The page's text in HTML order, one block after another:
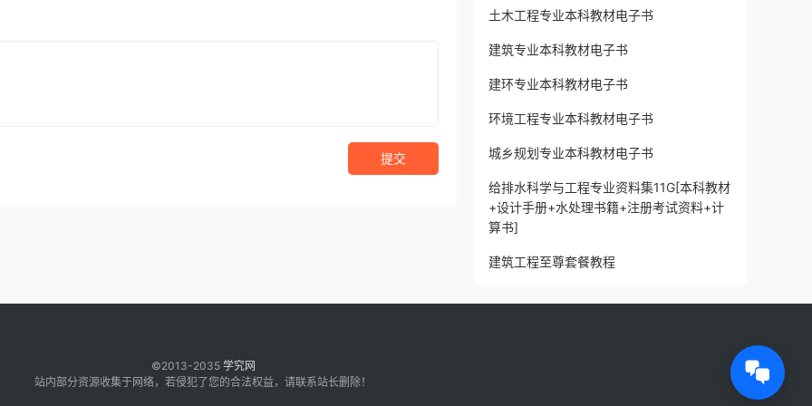
提交
土木工程专业本科教材电子书
建筑专业本科教材电子书
建环专业本科教材电子书
环境工程专业本科教材电子书
城乡规划专业本科教材电子书
给排水科学与工程专业资料集11G[本科教材
+设计手册+水处理书籍+注册考试资料+计
算书]
建筑工程至尊套餐教程
©2013-2035 学究网
站内部分资源收集于网络，若侵犯了您的合法权益，请联系站长删除！